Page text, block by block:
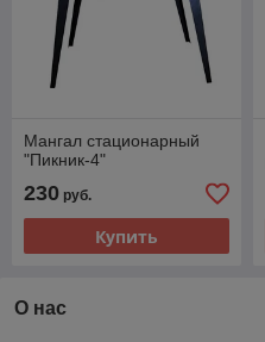
Мангал стационарный
"Пикник-4"
230 руб.
Купить
О нас